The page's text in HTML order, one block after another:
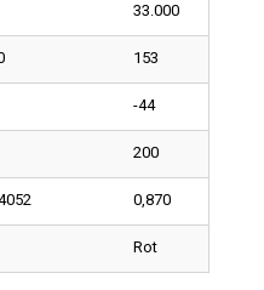
33.000
153
-44
200
0,870
Rot